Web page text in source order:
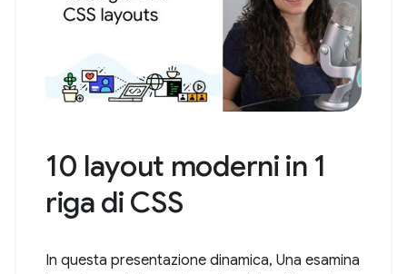
10 layout moderni in 1
riga di CSS
In questa presentazione dinamica, Una esamina